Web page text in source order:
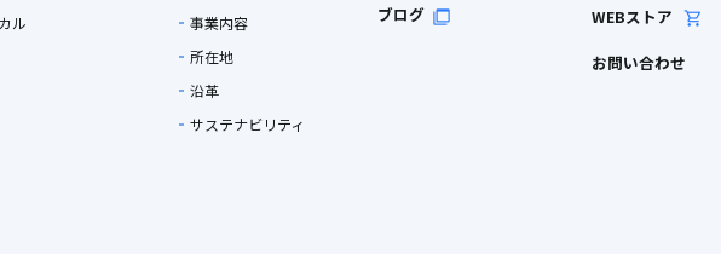
ル
事業内容
所在地
沿革
サステナビリティ
ブログ
WEBストア
お問い合わせ